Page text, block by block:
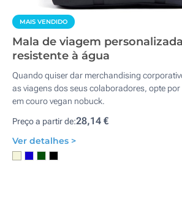
MAIS VENDIDO
Mala de viagem
resistente à água
Quando quiser dar merchandising
as viagens dos seus colaboradores, opte por
em couro vegan nobuck.
Preço a partir de:28,14 €
Ver detalhes >